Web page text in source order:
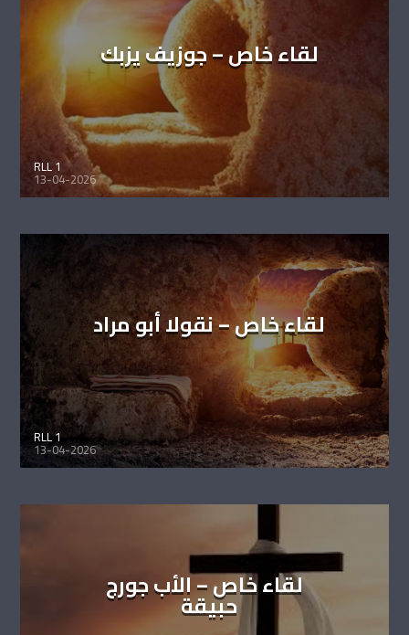
لقاء خاص – جوزيف يزبك
RLL 1
13-04-2026
لقاء خاص – نقولا أبو مراد
RLL 1
13-04-2026
لقاء خاص – الأب جورج
حبيقة